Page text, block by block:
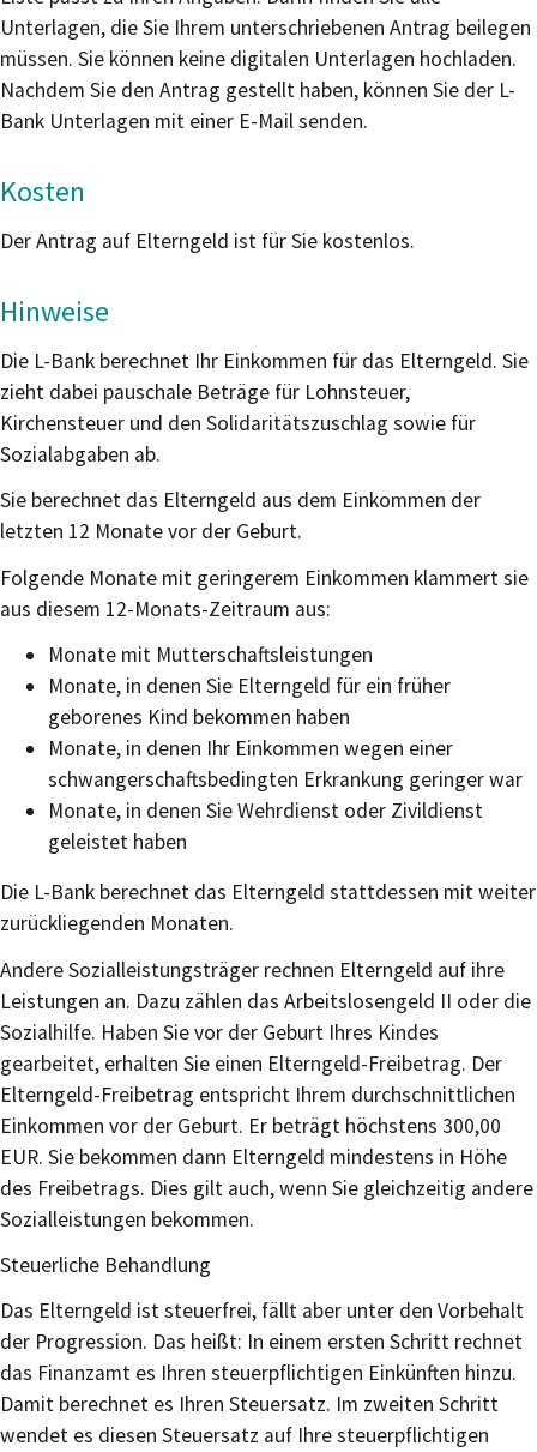
Unterlagen, die Sie Ihrem unterschriebenen Antrag beilegen
müssen. Sie können keine digitalen Unterlagen hochladen.
Nachdem Sie den Antrag gestellt haben, können Sie der L-
Bank Unterlagen mit einer E-Mail senden.
Kosten
Der Antrag auf Elterngeld ist für Sie kostenlos.
Hinweise
Die L-Bank berechnet Ihr Einkommen für das Elterngeld. Sie
zieht dabei pauschale Beträge für Lohnsteuer,
Kirchensteuer und den Solidaritätszuschlag sowie für
Sozialabgaben ab.
Sie berechnet das Elterngeld aus dem Einkommen der
letzten 12 Monate vor der Geburt.
Folgende Monate mit geringerem Einkommen klammert sie
aus diesem 12-Monats-Zeitraum aus:
Monate mit Mutterschaftsleistungen
Monate, in denen Sie Elterngeld für ein früher
geborenes Kind bekommen haben
Monate, in denen Ihr Einkommen wegen einer
schwangerschaftsbedingten Erkrankung geringer war
Monate, in denen Sie Wehrdienst oder Zivildienst
geleistet haben
Die L-Bank berechnet das Elterngeld stattdessen mit weiter
zurückliegenden Monaten.
Andere Sozialleistungsträger rechnen Elterngeld auf ihre
Leistungen an. Dazu zählen das Arbeitslosengeld II oder die
Sozialhilfe. Haben Sie vor der Geburt Ihres Kindes
gearbeitet, erhalten Sie einen Elterngeld-Freibetrag. Der
Elterngeld-Freibetrag entspricht Ihrem durchschnittlichen
Einkommen vor der Geburt. Er beträgt höchstens 300,00
EUR. Sie bekommen dann Elterngeld mindestens in Höhe
des Freibetrags. Dies gilt auch, wenn Sie gleichzeitig andere
Sozialleistungen bekommen.
Steuerliche Behandlung
Das Elterngeld ist steuerfrei, fällt aber unter den Vorbehalt
der Progression. Das heißt: In einem ersten Schritt rechnet
das Finanzamt es Ihren steuerpflichtigen Einkünften hinzu.
Damit berechnet es Ihren Steuersatz. Im zweiten Schritt
wendet es diesen Steuersatz auf Ihre steuerpflichtigen